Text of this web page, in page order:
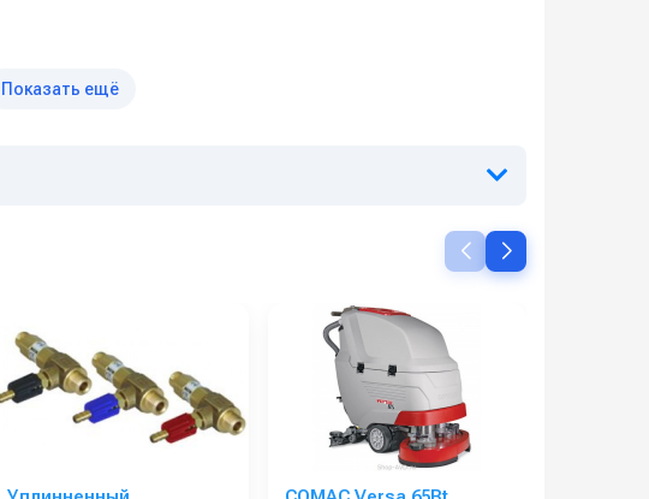
Показать ещё